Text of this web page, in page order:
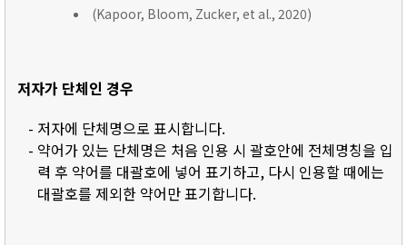
(Kapoor, Bloom, Zucker, et al., 2020)
저자가 단체인 경우
- 저자에 단체명으로 표시합니다.
- 약어가 있는 단체명은 처음 인용 시 괄호안에 전체명칭을 입
력 후 약어를 대괄호에 넣어 표기하고, 다시 인용할 때에는
대괄호를 제외한 약어만 표기합니다.